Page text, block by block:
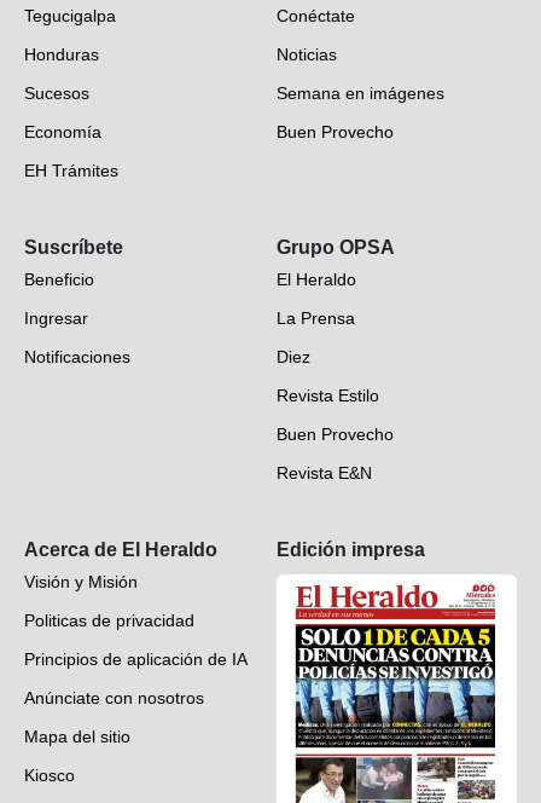
Tegucigalpa
Honduras
Sucesos
Economía
EH Trámites
EH Verifica
Fotogalerías
Deportes
Videos
Conéctate
Noticias
Semana en imágenes
Buen Provecho
Suscríbete
Beneficio
Ingresar
Notificaciones
Grupo OPSA
El Heraldo
La Prensa
Diez
Revista Estilo
Buen Provecho
Revista E&N
Acerca de El Heraldo
Visión y Misión
Politicas de privacidad
Principios de aplicación de IA
Anúnciate con nosotros
Mapa del sitio
Kiosco
Edición impresa